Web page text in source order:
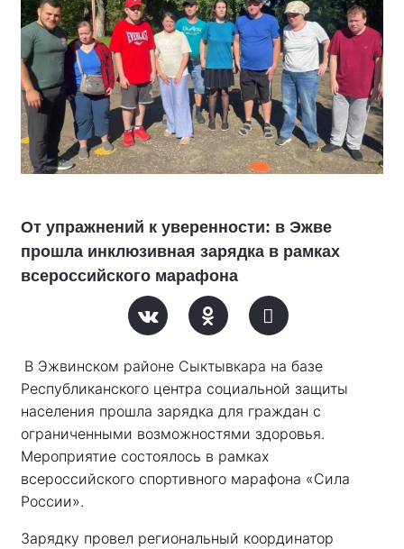
От упражнений к уверенности: в Эжве
прошла инклюзивная зарядка в рамках
всероссийского марафона
В Эжвинском районе Сыктывкара на базе
Республиканского центра социальной защиты
населения прошла зарядка для граждан с
ограниченными возможностями здоровья.
Мероприятие состоялось в рамках
всероссийского спортивного марафона «Сила
России».
Зарядку провел региональный координатор